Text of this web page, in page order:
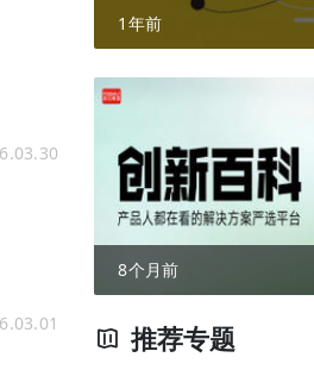
1年前
8个月前
推荐专题